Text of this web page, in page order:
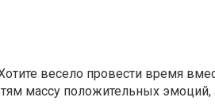
весело провести время
массу положительных эмоций,